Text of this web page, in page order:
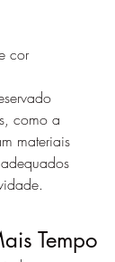
cor
como a
materiais
Tempo